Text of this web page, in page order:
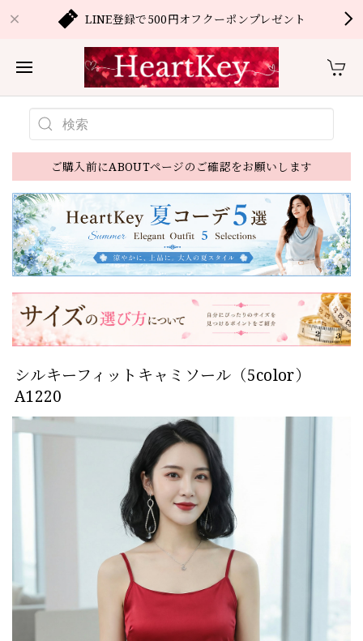
LINE登録で500円オフクーポンプレゼント
ご購入前にABOUTページのご確認をお願いします
シルキーフィットキャミソール（5color）
A1220